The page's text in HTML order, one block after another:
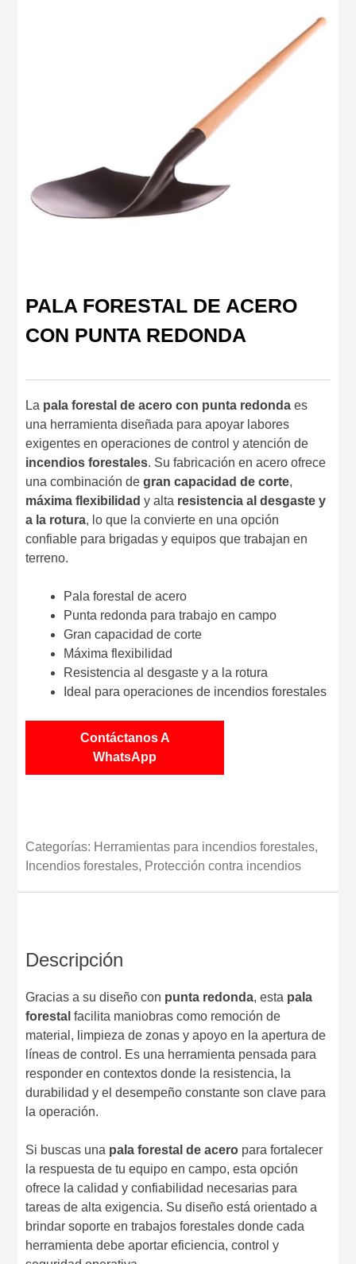
PALA FORESTAL DE ACERO
CON PUNTA REDONDA
La pala forestal de acero con punta redonda es
una herramienta diseñada para apoyar labores
exigentes en operaciones de control y atención de
incendios forestales. Su fabricación en acero ofrece
una combinación degran capacidad de corte,
máxima flexibilidad y alta resistencia al desgaste y
a la rotura, lo que la convierte en una opción
confiable para brigadas y equipos que trabajan en
terreno.
Pala forestal de acero
Punta redonda para trabajo en campo
Gran capacidad de corte
Máxima flexibilidad
Resistencia al desgaste y a la rotura
Ideal para operaciones de incendios forestales
Contáctanos A
WhatsApp
Categorías: Herramientas para incendios forestales,
Incendios forestales, Protección contra incendios
Descripción
Gracias a su diseño con punta redonda, esta pala
forestal facilita maniobras como remoción de
material, limpieza de zonas y apoyo en la apertura de
líneas de control. Es una herramienta pensada para
responder en contextos donde la resistencia, la
durabilidad y el desempeño constante son clave para
la operación.
Si buscas una pala forestal de acero para fortalecer
la respuesta de tu equipo en campo, esta opción
ofrece la calidad y confiabilidad necesarias para
tareas de alta exigencia. Su diseño está orientado a
brindar soporte en trabajos forestales donde cada
herramienta debe aportar eficiencia, control y